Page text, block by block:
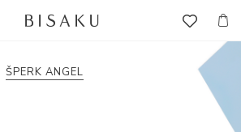
ŠPERK ANGEL